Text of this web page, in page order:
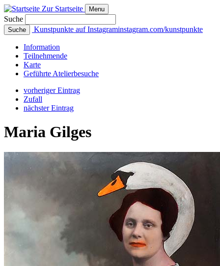
Zur Startseite Menu
Suche
Suche Kunstpunkte auf Instagraminstagram.com/kunstpunkte
Information
Teilnehmende
Karte
Geführte Atelierbesuche
vorheriger Eintrag
Zufall
nächster Eintrag
Maria Gilges